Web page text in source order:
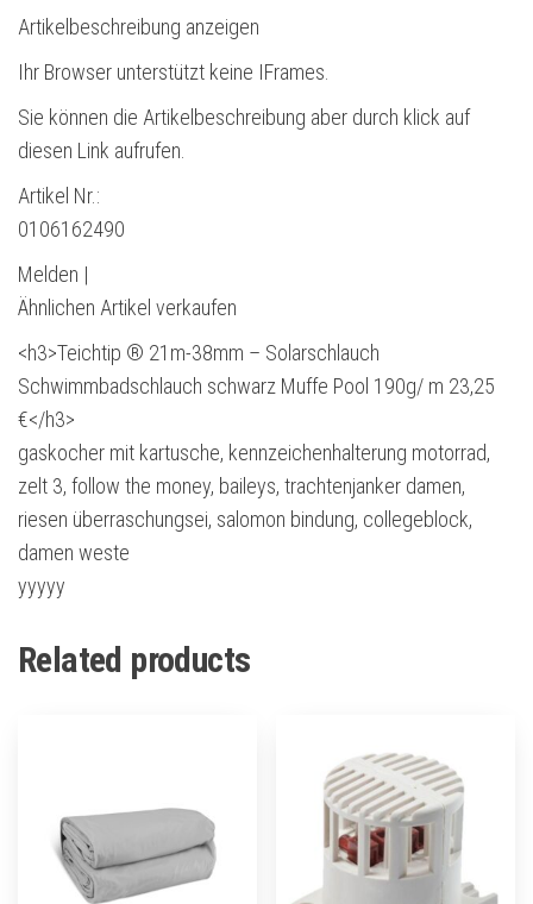
Artikelbeschreibung anzeigen
Ihr Browser unterstützt keine IFrames.
Sie können die Artikelbeschreibung aber durch klick auf
diesen Link aufrufen.
Artikel Nr.:
0106162490
Melden |
Ähnlichen Artikel verkaufen
<h3>Teichtip ® 21m-38mm – Solarschlauch
Schwimmbadschlauch schwarz Muffe Pool 190g/ m 23,25
€</h3>
gaskocher mit kartusche, kennzeichenhalterung motorrad,
zelt 3, follow the money, baileys, trachtenjanker damen,
riesen überraschungsei, salomon bindung, collegeblock,
damen weste
yyyyy
Related products